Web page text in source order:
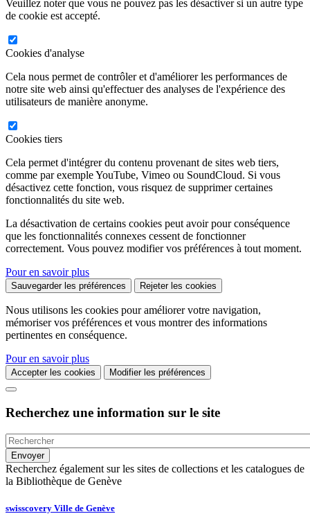
Veuillez noter que vous ne pouvez pas les désactiver si un autre type
de cookie est accepté.
Cookies d'analyse
Cela nous permet de contrôler et d'améliorer les performances de
notre site web ainsi qu'effectuer des analyses de l'expérience des
utilisateurs de manière anonyme.
Cookies tiers
Cela permet d'intégrer du contenu provenant de sites web tiers,
comme par exemple YouTube, Vimeo ou SoundCloud. Si vous
désactivez cette fonction, vous risquez de supprimer certaines
fonctionnalités du site web.
La désactivation de certains cookies peut avoir pour conséquence
que les fonctionnalités connexes cessent de fonctionner
correctement. Vous pouvez modifier vos préférences à tout moment.
Pour en savoir plus
Sauvegarder les préférences Rejeter les cookies
Nous utilisons les cookies pour améliorer votre navigation,
mémoriser vos préférences et vous montrer des informations
pertinentes en conséquence.
Pour en savoir plus
Accepter les cookies Modifier les préférences
Recherchez une information sur le site
Recherchez également sur les sites de collections et les catalogues de
la Bibliothèque de Genève
swisscovery Ville de Genève